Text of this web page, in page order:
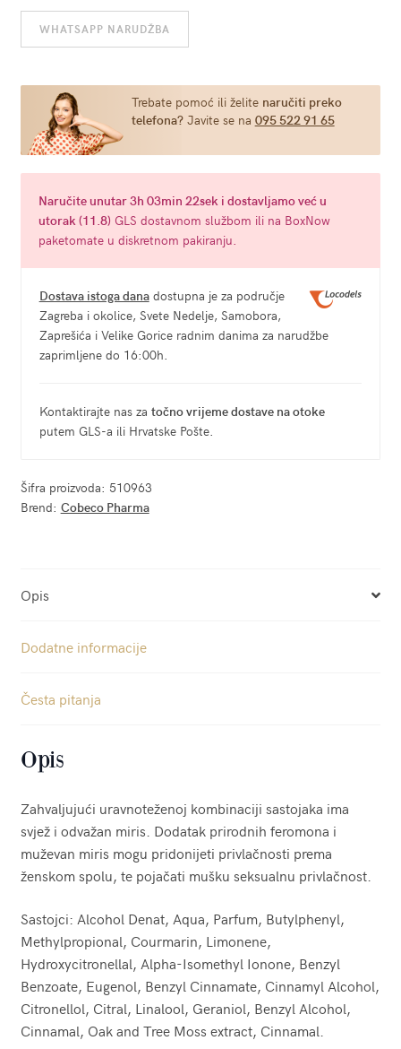
za
muškarce
dodatkom
feromona
15
WHATSAPP NARUDŽBA
Trebate pomoć ili želite naručiti preko
telefona?Javite se na 095 522 91 65
Naručiteunutar 3h 03min 22seki dostavljamo već u
utorak (11.8) GLS dostavnom službom ili na BoxNow
paketomate u diskretnom pakiranju.
Dostava istoga danadostupna je za područje
Zagreba i okolice, Svete Nedelje, Samobora,
Zaprešića i Velike Gorice radnim danima za narudžbe
zaprimljene do 16:00h.
Kontaktirajte nas za točno vrijeme dostave na otoke
putem GLS-a ili Hrvatske Pošte.
Šifra proizvoda: 510963
Brend: Cobeco Pharma
Opis
Dodatne informacije
Česta pitanja
Opis
Zahvaljujući uravnoteženoj kombinaciji sastojaka ima
svjež i odvažan miris. Dodatak prirodnih feromona i
muževan miris mogu pridonijeti privlačnosti prema
ženskom spolu, te pojačati mušku seksualnu privlačnost.
Sastojci: Alcohol Denat, Aqua, Parfum, Butylphenyl,
Methylpropional, Courmarin, Limonene,
Hydroxycitronellal, Alpha-Isomethyl Ionone, Benzyl
Benzoate, Eugenol, Benzyl Cinnamate, Cinnamyl Alcohol,
Citronellol, Citral, Linalool, Geraniol, Benzyl Alcohol,
Cinnamal, Oak and Tree Moss extract, Cinnamal.